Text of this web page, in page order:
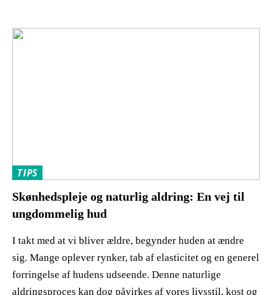
TIPS
Skønhedspleje og naturlig aldring: En vej til
ungdommelig hud
I takt med at vi bliver ældre, begynder huden at ændre
sig. Mange oplever rynker, tab af elasticitet og en generel
forringelse af hudens udseende. Denne naturlige
aldringsproces kan dog påvirkes af vores livsstil, kost og